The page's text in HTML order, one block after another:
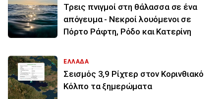
Τρεις πνιγμοί στη θάλασσα σε ένα
απόγευμα - Νεκροί λουόμενοι σε
Πόρτο Ράφτη, Ρόδο και Κατερίνη
ΕΛΛΑΔΑ
Σεισμός 3,9 Ρίχτερ στον Κορινθιακό
Κόλπο τα ξημερώματα